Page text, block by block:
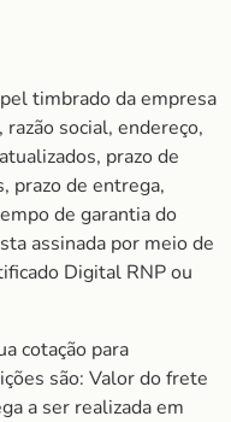
timbrado da empresa
razão social, endereço,
prazo de
prazo de entrega,
de garantia do
assinada por meio de
Digital RNP ou
cotação para
são: Valor do frete
a ser realizada em